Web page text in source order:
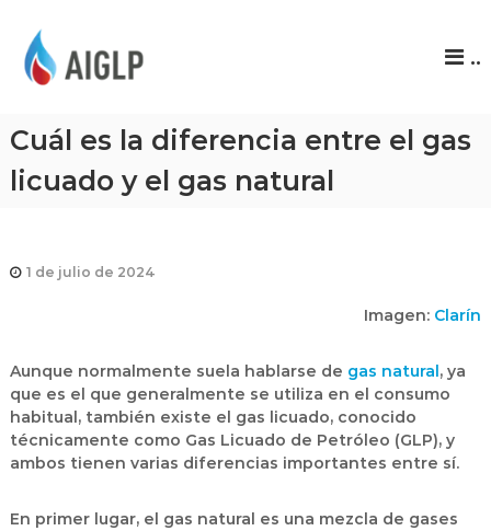
P
..
Cuál es la diferencia entre el gas
licuado y el gas natural
1 de julio de 2024
Imagen: Clarín
Aunque normalmente suela hablarse de gas natural, ya
que es el que generalmente se utiliza en el consumo
habitual, también existe el gas licuado, conocido
técnicamente como Gas Licuado de Petróleo (GLP), y
ambos tienen varias diferencias importantes entre sí.
En primer lugar, el gas natural es una mezcla de gases